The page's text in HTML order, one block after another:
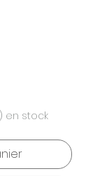
en stock